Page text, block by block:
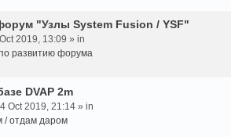
"Узлы System Fusion / YSF"
2019, 13:09 » in
развитию форума
DVAP 2m
Oct 2019, 21:14 » in
/ отдам даром